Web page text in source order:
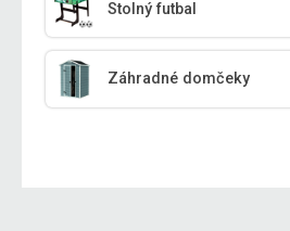
Stolný futbal
Záhradné domčeky